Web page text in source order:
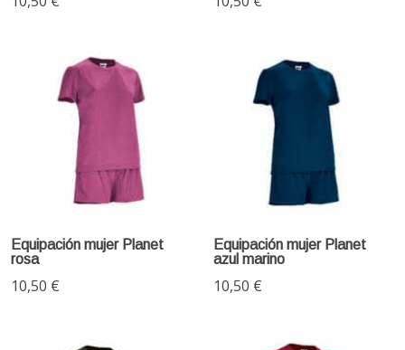
Equipación mujer Planet
rosa
10,50 €
Equipación mujer Planet
azul marino
10,50 €